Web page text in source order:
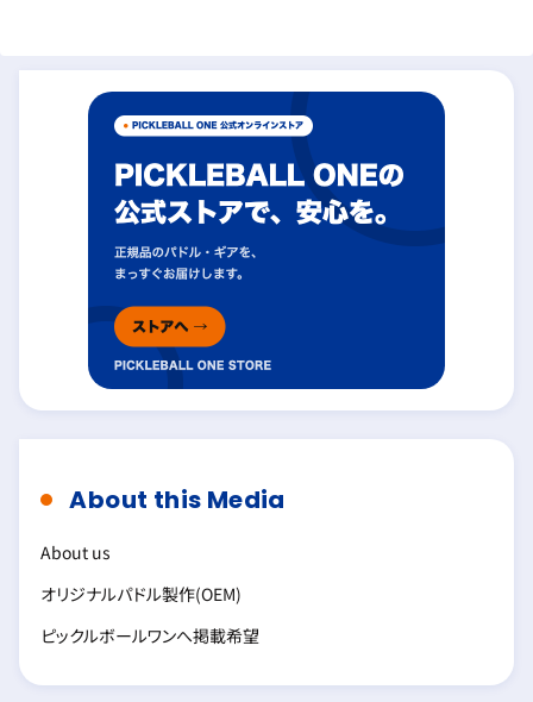
About this Media
About us
オリジナルパドル製作(OEM)
ピックルボールワンへ掲載希望